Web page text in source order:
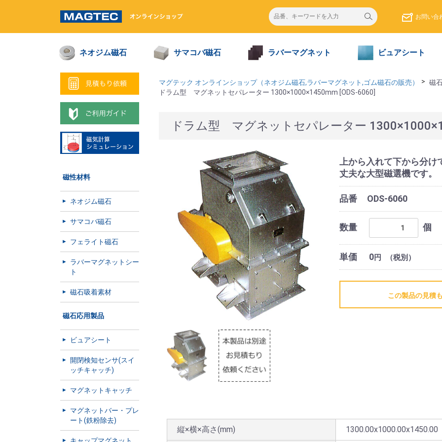
お問い合
ネオジム磁石 サマコバ磁石 ラバーマグネット ビュアシート
磁性材料
ネオジム磁石
サマコバ磁石
フェライト磁石
ラバーマグネットシー
ト
磁石吸着素材
磁石応用製品
ビュアシート
開閉検知センサ(スイ
ッチキャッチ)
マグネットキャッチ
マグネットバー・プレ
ート(鉄粉除去)
マグテック オンラインショップ（ネオジム磁石,ラバーマグネット,ゴム磁石の販売）
磁
ドラム型 マグネットセパレーター 1300×1000×1450mm [ODS-6060]
ドラム型 マグネットセパレーター
上から入れて下から分
丈夫な大型磁選機です。
品番 ODS-6060
数量 個
単価 0円 （税別）
この製品の見積
縦×横×高さ(mm) 1300.00x1000.00x1450.00